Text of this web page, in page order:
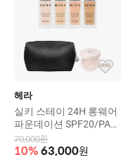
헤라
실키 스테이 24H 롱웨어
파운데이션 SPF20/PA+
+ 30g
70,000원
10% 63,000원